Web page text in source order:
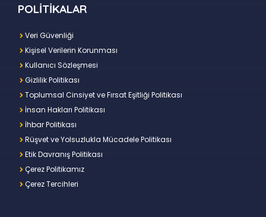
POLİTİKALAR
Veri Güvenliği
Kişisel Verilerin Korunması
Kullanıcı Sözleşmesi
Gizlilik Politikası
Toplumsal Cinsiyet ve Fırsat Eşitliği Politikası
İnsan Hakları Politikası
İhbar Politikası
Rüşvet ve Yolsuzlukla Mücadele Politikası
Etik Davranış Politikası
Çerez Politikamız
Çerez Tercihleri